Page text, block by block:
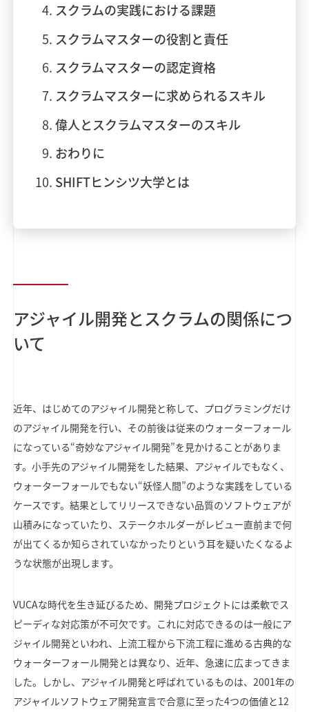
スクラムの実践における課題
スクラムマスターの役割と責任
スクラムマスターの認定資格
スクラムマスターに求められるスキル
偉人とスクラムマスターのスキル
おわりに
SHIFTヒンシツ大学とは
アジャイル開発とスクラムの関係につ
いて
近年、はじめてのアジャイル開発と称して、プログラミングだけ
のアジャイル開発を行い、その前後は従来のウォーターフォール
になっている“奇妙なアジャイル開発”を見かけることがありま
す。小手先のアジャイル開発をした結果、アジャイルでもなく、
ウォーターフォールでもない“妖怪人間”のような実践をしている
ケースです。結果としてリリースできない品質のソフトウェアが
山積みになっていたり、ステークホルダーがレビュー直前まで何
が出てくるか知らされていなかったりという耳を疑いたくなるよ
うな状態が出現します。
VUCAな時代を生き延びるため、開発プロジェクトには柔軟でス
ピーディな対応策が不可欠です。これに対応できるのは一般にア
ジャイル開発といわれ、上流工程から下流工程に進める古典的な
ウォーターフォール開発とは異なり、近年、急速に広まってきま
した。しかし、アジャイル開発と呼ばれているものは、2001年の
アジャイルソフトウェア開発宣言で合意に至った4つの価値と12